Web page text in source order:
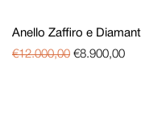
Anello Zaffiro e
€12.000,00 €8.900,00